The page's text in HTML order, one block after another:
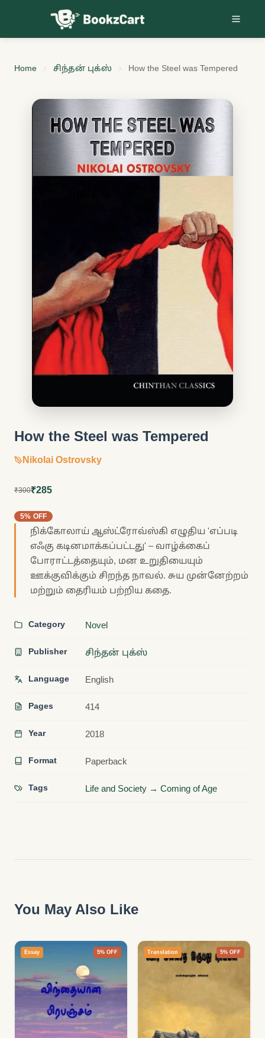
Skip to content
Home சிந்தன் புக்ஸ் How the Steel was Tempered
How the Steel was Tempered
Nikolai Ostrovsky
₹300₹285
5% OFF
நிக்கோலாய் ஆஸ்ட்ரோவ்ஸ்கி எழுதிய 'எப்படி
எஃகு கடினமாக்கப்பட்டது' – வாழ்க்கைப்
போராட்டத்தையும், மன உறுதியையும்
ஊக்குவிக்கும் சிறந்த நாவல். சுய முன்னேற்றம்
மற்றும் தைரியம் பற்றிய கதை.
Category Novel
Publisher சிந்தன் புக்ஸ்
Language English
Pages 414
Year 2018
Format Paperback
Tags Life and Society → Coming of Age
You May Also Like
Essay 5% OFF Translation 5% OFF